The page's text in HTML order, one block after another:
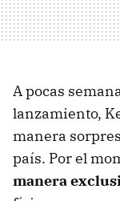
A pocas
lanzamiento,
manera
país. Por el
manera